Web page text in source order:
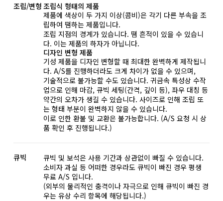
조립/변형 조립식 형태의 제품
제품에 색상이 두 가지 이상(콤비)은 각기 다른 부속을 조
립하여 땜하는 제품입니다.
조립 지점의 경계가 있습니다. 땜 흔적이 있을 수 있습니
다. 이는 제품의 하자가 아닙니다.
디자인 변형 제품
기성 제품을 디자인 변형할 때 최대한 완벽하게 제작됩니
다. A/S를 진행하더라도 크게 차이가 없을 수 있으며,
기술적으로 불가능할 수도 있습니다. 귀금속 특성상 수작
업으로 인해 마감, 큐빅 세팅(간격, 깊이 등), 좌우 대칭 등
약간의 오차가 생길 수 있습니다. 사이즈로 인해 조립 또
는 형태 부분이 완벽하지 않을 수 있습니다.
이로 인한 환불 및 교환은 불가능합니다. (A/S 요청 시 상
품 확인 후 진행됩니다.)
큐빅
큐빅 및 보석은 사용 기간과 상관없이 빠질 수 있습니다.
소비자 과실 등 어떠한 경우라도 큐빅이 빠진 경우 평생
무료 A/S 입니다.
(외부의 물리적인 충격이나 자극으로 인해 큐빅이 빠진 경
우는 유상 수리 항목에 해당됩니다.)